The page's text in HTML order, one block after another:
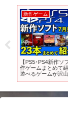
新作ゲーム
【PS5･PS4新作ソ
作ゲームまとめて
遊べるゲームが沢山